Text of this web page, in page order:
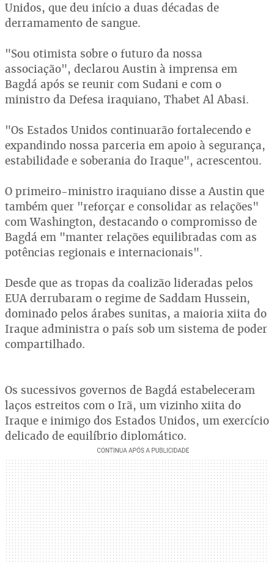
Unidos, que deu início a duas décadas de
derramamento de sangue.
"Sou otimista sobre o futuro da nossa
associação", declarou Austin à imprensa em
Bagdá após se reunir com Sudani e com o
ministro da Defesa iraquiano, Thabet Al Abasi.
"Os Estados Unidos continuarão fortalecendo e
expandindo nossa parceria em apoio à segurança,
estabilidade e soberania do Iraque", acrescentou.
O primeiro-ministro iraquiano disse a Austin que
também quer "reforçar e consolidar as relações"
com Washington, destacando o compromisso de
Bagdá em "manter relações equilibradas com as
potências regionais e internacionais".
Desde que as tropas da coalizão lideradas pelos
EUA derrubaram o regime de Saddam Hussein,
dominado pelos árabes sunitas, a maioria xiita do
Iraque administra o país sob um sistema de poder
compartilhado.
Os sucessivos governos de Bagdá estabeleceram
laços estreitos com o Irã, um vizinho xiita do
Iraque e inimigo dos Estados Unidos, um exercício
delicado de equilíbrio diplomático.